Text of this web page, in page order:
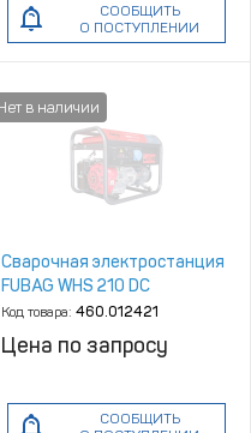
СООБЩИТЬ
О ПОСТУПЛЕНИИ
Сварочная электростанция
FUBAG WHS 210 DC
Код товара: 460.012421
Цена по запросу
СООБЩИТЬ